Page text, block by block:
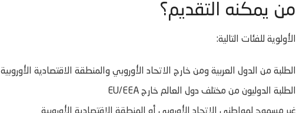
من يمكنه التقديم؟
الأولوية للفئات التالية:
الطلبة من الدول العربية ومن خارج الاتحاد الأوروبي والمنطقة الاقتصادية الأوروبية
الطلبة الدوليون من مختلف دول العالم خارج EU/EEA